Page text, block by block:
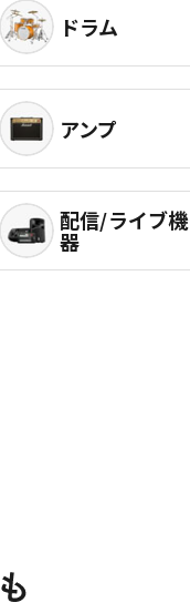
ドラム
アンプ
配信/ライブ機
器